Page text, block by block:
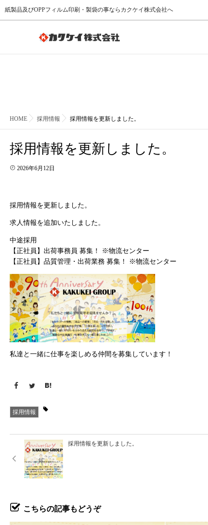
紙製品及びOPPフィルム印刷・製袋の事ならカクケイ株式会社へ
HOME 採用情報 採用情報を更新しました。
採用情報を更新しました。
2026年6月12日
採用情報を更新しました。
求人情報を追加いたしました。
中途採用
【正社員】出荷事務員 募集！ ※物流センター
【正社員】品質管理・出荷業務 募集！ ※物流センター
私達と一緒に仕事を楽しめる仲間を募集しています！
採用情報
採用情報を更新しました。
こちらの記事もどうぞ